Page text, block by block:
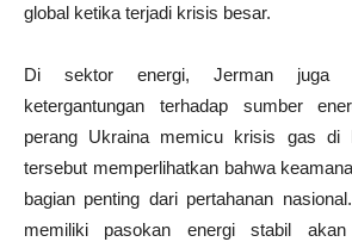
global ketika terjadi krisis besar.
Di sektor energi, Jerman juga
ketergantungan terhadap sumber
perang Ukraina memicu krisis gas di
tersebut memperlihatkan bahwa
bagian penting dari pertahanan
memiliki pasokan energi stabil